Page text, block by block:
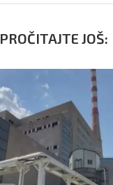
PROČITAJTE JOŠ: